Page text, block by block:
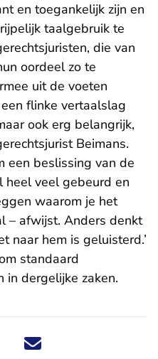
en toegankelijk zijn en
taalgebruik te
die van
oordeel zo te
uit de voeten
flinke vertaalslag
ook erg belangrijk,
Beimans.
een beslissing van de
heel veel gebeurd en
waarom je het
– afwijst. Anders denkt
naar hem is geluisterd.’
standaard
in dergelijke zaken.
dit nieuwsbericht via X -
Deel dit nieuwsbericht via
Deel dit nieuwsbericht
Deel dit